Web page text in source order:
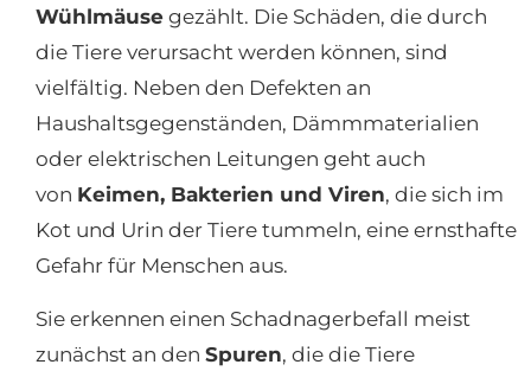
Wühlmäuse gezählt. Die Schäden, die durch
die Tiere verursacht werden können, sind
vielfältig. Neben den Defekten an
Haushaltsgegenständen, Dämmmaterialien
oder elektrischen Leitungen geht auch
von Keimen, Bakterien und Viren, die sich im
Kot und Urin der Tiere tummeln, eine ernsthafte
Gefahr für Menschen aus.
Sie erkennen einen Schadnagerbefall meist
zunächst an den Spuren, die die Tiere